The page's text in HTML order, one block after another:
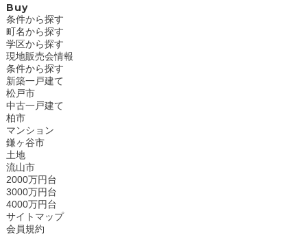
Buy
条件から探す
町名から探す
学区から探す
現地販売会情報
条件から探す
新築一戸建て
松戸市
中古一戸建て
柏市
マンション
鎌ヶ谷市
土地
流山市
2000万円台
3000万円台
4000万円台
サイトマップ
会員規約